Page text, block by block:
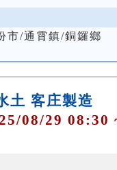
市/通霄鎮/銅鑼鄉
土 客庄製造
08/29 08:30